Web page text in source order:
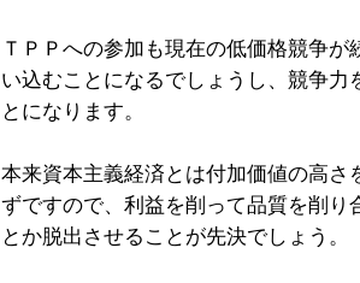
ＴＰＰへの参加も現在の低価格競争
い込むことになるでしょうし、競争力
とになります。
本来資本主義経済とは付加価値の高さ
ずですので、利益を削って品質を削り
とか脱出させることが先決でしょう。